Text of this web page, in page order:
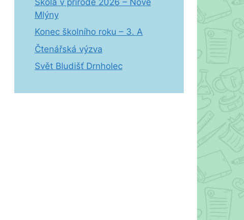
Mlýny
Konec školního roku – 3. A
Čtenářská výzva
Svět Bludišť Drnholec